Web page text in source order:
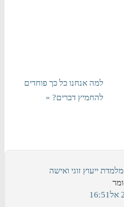
למה אנחנו כל כך פוחדים
להחמיץ דברים? »
ייעוץ זוגי ואישה